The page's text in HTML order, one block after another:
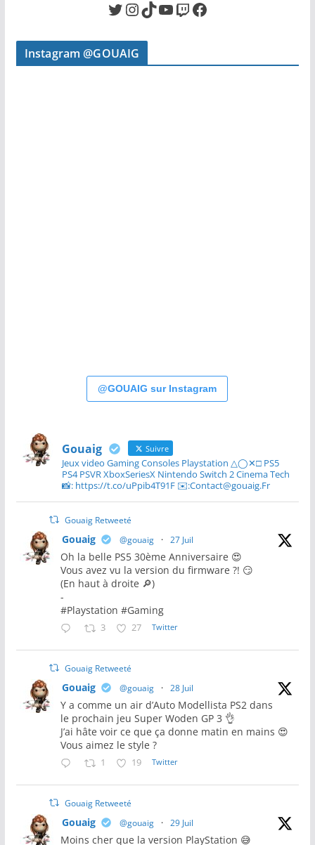
Twitter InstagramTikTok YouTube Twitch Facebook
Instagram @GOUAIG
@GOUAIG sur Instagram
Gouaig Suivre
Jeux video Gaming Consoles Playstation △◯✕□ PS5
PS4 PSVR XboxSeriesX Nintendo Switch 2 Cinema Tech
📸: https://t.co/uPpib4T91F ✉️:Contact@gouaig.Fr
Gouaig Retweeté
Gouaig @gouaig · 27 Juil
Oh la belle PS5 30ème Anniversaire 😍
Vous avez vu la version du firmware ?! 😏
(En haut à droite 🔎)
-
#Playstation #Gaming
3 27 Twitter
Gouaig Retweeté
Gouaig @gouaig · 28 Juil
Y a comme un air d’Auto Modellista PS2 dans
le prochain jeu Super Woden GP 3 👌
J’ai hâte voir ce que ça donne matin en mains 😍
Vous aimez le style ?
1 19 Twitter
Gouaig Retweeté
Gouaig @gouaig · 29 Juil
Moins cher que la version PlayStation 😅